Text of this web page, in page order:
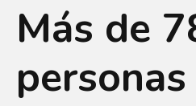
Más de